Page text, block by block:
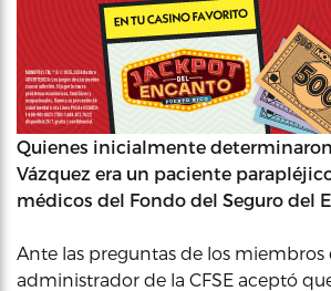
Quienes inicialmente
Vázquez era un paciente
médicos del Fondo del Seguro del
Ante las preguntas de los miembros
administrador de la CFSE aceptó